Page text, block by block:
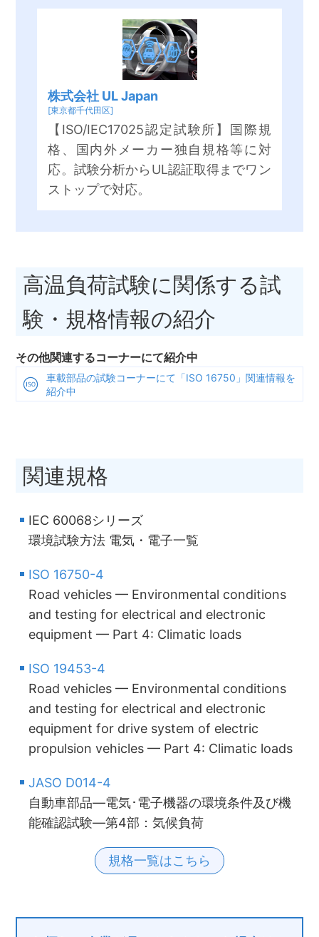
株式会社 UL Japan
[東京都千代田区]
【ISO/IEC17025認定試験所】国際規
格、国内外メーカー独自規格等に対
応。試験分析からUL認証取得までワン
ストップで対応。
高温負荷試験に関係する試
験・規格情報の紹介
その他関連するコーナーにて紹介中
車載部品の試験コーナーにて「ISO 16750」関連情報を
紹介中
関連規格
IEC 60068シリーズ
環境試験方法 電気・電子一覧
ISO 16750-4
Road vehicles — Environmental conditions
and testing for electrical and electronic
equipment — Part 4: Climatic loads
ISO 19453-4
Road vehicles — Environmental conditions
and testing for electrical and electronic
equipment for drive system of electric
propulsion vehicles — Part 4: Climatic loads
JASO D014-4
自動車部品―電気･電子機器の環境条件及び機
能確認試験―第4部：気候負荷
規格一覧はこちら